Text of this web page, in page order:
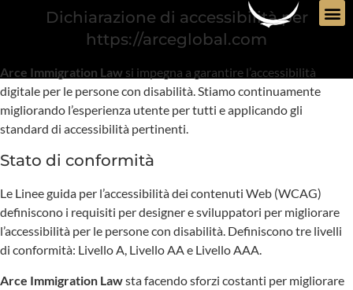
contenutoDichiarazione di accessibilità per
https://arceglobal.com
Arce Immigration Law si impegna a garantire l’accessibilità
digitale per le persone con disabilità. Stiamo continuamente
migliorando l’esperienza utente per tutti e applicando gli
standard di accessibilità pertinenti.
Stato di conformità
Le Linee guida per l’accessibilità dei contenuti Web (WCAG)
definiscono i requisiti per designer e sviluppatori per migliorare
l’accessibilità per le persone con disabilità. Definiscono tre livelli
di conformità: Livello A, Livello AA e Livello AAA.
Arce Immigration Lawsta facendo sforzi costanti per migliorare